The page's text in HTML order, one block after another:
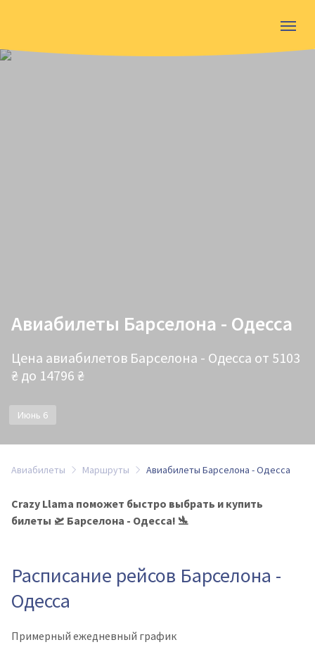
Авиабилеты Барселона - Одесса
Цена авиабилетов Барселона - Одесса от 5103
₴ до 14796 ₴
Июнь 6
Авиабилеты Маршруты Авиабилеты Барселона - Одесса
Crazy Llama поможет быстро выбрать и купить
билеты 🛫 Барселона - Одесса! 🛬
Расписание рейсов Барселона -
Одесса
Примерный ежедневный график